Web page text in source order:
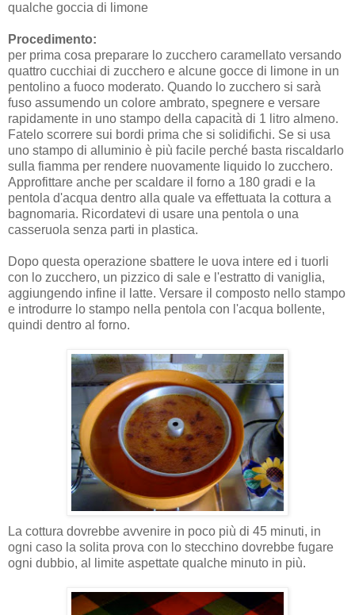
qualche goccia di limone
Procedimento:
per prima cosa preparare lo zucchero caramellato versando
quattro cucchiai di zucchero e alcune gocce di limone in un
pentolino a fuoco moderato. Quando lo zucchero si sarà
fuso assumendo un colore ambrato, spegnere e versare
rapidamente in uno stampo della capacità di 1 litro almeno.
Fatelo scorrere sui bordi prima che si solidifichi. Se si usa
uno stampo di alluminio è più facile perché basta riscaldarlo
sulla fiamma per rendere nuovamente liquido lo zucchero.
Approfittare anche per scaldare il forno a 180 gradi e la
pentola d'acqua dentro alla quale va effettuata la cottura a
bagnomaria. Ricordatevi di usare una pentola o una
casseruola senza parti in plastica.
Dopo questa operazione sbattere le uova intere ed i tuorli
con lo zucchero, un pizzico di sale e l'estratto di vaniglia,
aggiungendo infine il latte. Versare il composto nello stampo
e introdurre lo stampo nella pentola con l'acqua bollente,
quindi dentro al forno.
La cottura dovrebbe avvenire in poco più di 45 minuti, in
ogni caso la solita prova con lo stecchino dovrebbe fugare
ogni dubbio, al limite aspettate qualche minuto in più.